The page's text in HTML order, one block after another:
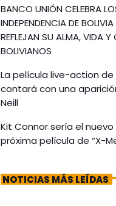
BANCO UNIÓN CELEBRA
INDEPENDENCIA DE
REFLEJAN SU ALMA, VIDA
BOLIVIANOS
La película live-action de
contará con una
Neill
Kit Connor sería el
próxima película de “X-
NOTICIAS MÁS LEÍDAS